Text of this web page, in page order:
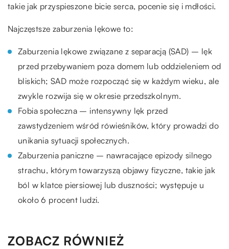
takie jak przyspieszone bicie serca, pocenie się i mdłości.
Najczęstsze zaburzenia lękowe to:
Zaburzenia lękowe związane z separacją (SAD) – lęk
przed przebywaniem poza domem lub oddzieleniem od
bliskich; SAD może rozpocząć się w każdym wieku, ale
zwykle rozwija się w okresie przedszkolnym.
Fobia społeczna – intensywny lęk przed
zawstydzeniem wśród rówieśników, który prowadzi do
unikania sytuacji społecznych.
Zaburzenia paniczne – nawracające epizody silnego
strachu, którym towarzyszą objawy fizyczne, takie jak
ból w klatce piersiowej lub duszności; występuje u
około 6 procent ludzi.
ZOBACZ RÓWNIEŻ